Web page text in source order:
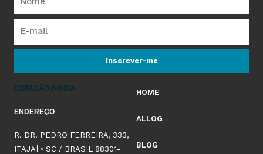
Inscrever-me
COTAÇÃO DO DIA
ENDEREÇO
R. DR. PEDRO FERREIRA, 333,
ITAJAÍ • SC / BRASIL 88301-
HOME
ALLOG
BLOG